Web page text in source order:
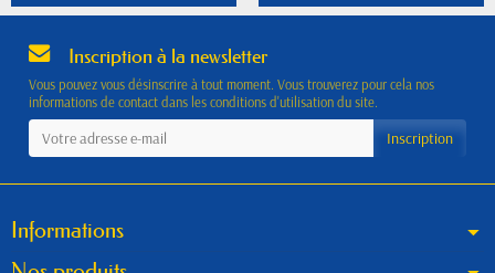
Inscription à la newsletter
Vous pouvez vous désinscrire à tout moment. Vous trouverez pour cela nos
informations de contact dans les conditions d'utilisation du site.
Informations